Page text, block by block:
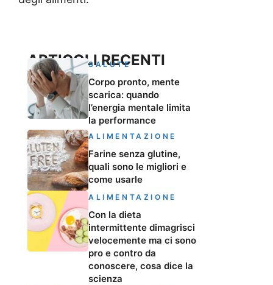
ARTICOLI RECENTI
SALUTE
Corpo pronto, mente
scarica: quando
l’energia mentale limita
la performance
ALIMENTAZIONE
Farine senza glutine,
quali sono le migliori e
come usarle
ALIMENTAZIONE
Con la dieta
intermittente dimagrisci
velocemente ma ci sono
pro e contro da
conoscere, cosa dice la
scienza